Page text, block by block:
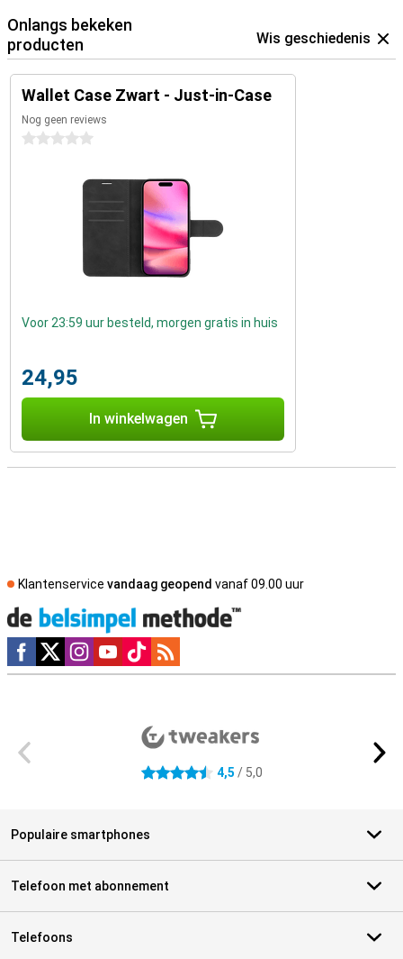
Onlangs bekeken
producten
Wis geschiedenis
Wallet Case Zwart - Just-in-Case
Nog geen reviews
0 sterren
Voor 23:59 uur besteld, morgen gratis in huis
24,95
In winkelwagen
Klantenservice vandaag geopend vanaf 09.00 uur
Social media
4.5 sterren 4,5 / 5,0
Populaire smartphones
Telefoon met abonnement
Telefoons